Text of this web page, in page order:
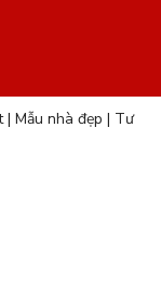
|Mẫu nhà đẹp | Tư